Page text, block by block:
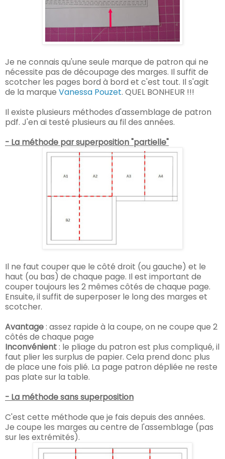
Je ne connais qu'une seule marque de patron qui ne
nécessite pas de découpage des marges. Il suffit de
scotcher les pages bord à bord et c'est tout. Il s'agit
de la marque Vanessa Pouzet. QUEL BONHEUR !!!
Il existe plusieurs méthodes d'assemblage de patron
pdf. J'en ai testé plusieurs au fil des années.
- La méthode par superposition "partielle"
Il ne faut couper que le côté droit (ou gauche) et le
haut (ou bas) de chaque page. Il est important de
couper toujours les 2 mêmes côtés de chaque page.
Ensuite, il suffit de superposer le long des marges et
scotcher.
Avantage: assez rapide à la coupe, on ne coupe que 2
côtés de chaque page
Inconvénient: le pliage du patron est plus compliqué, il
faut plier les surplus de papier. Cela prend donc plus
de place une fois plié. La page patron dépliée ne reste
pas plate sur la table.
- La méthode sans superposition
C'est cette méthode que je fais depuis des années.
Je coupe les marges au centre de l'assemblage (pas
sur les extrémités).